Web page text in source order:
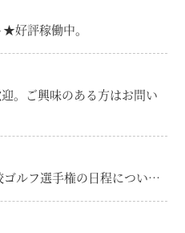
評稼働中。
。ご興味のある方はお問い
ルフ選手権の日程につい…